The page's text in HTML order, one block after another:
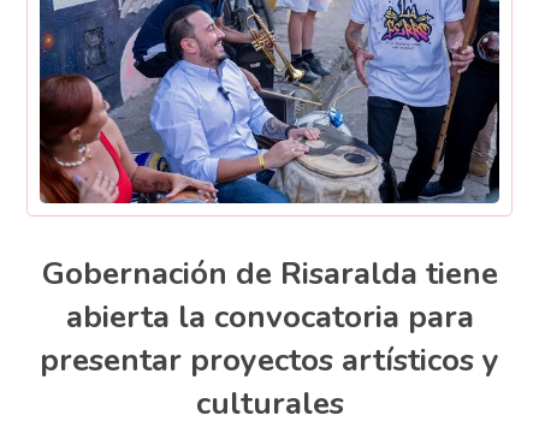
Gobernación de Risaralda tiene
abierta la convocatoria para
presentar proyectos artísticos y
culturales